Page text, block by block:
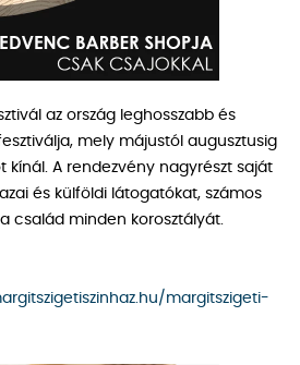
az ország leghosszabb és
mely májustól augusztusig
A rendezvény nagyrészt saját
és külföldi látogatókat, számos
család minden korosztályát.
margitszigeti-